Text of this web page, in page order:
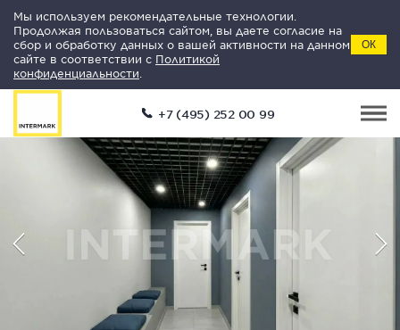
Мы используем рекомендательные технологии.
Продолжая пользоваться сайтом, вы даете согласие на
сбор и обработку данных о вашей активности на данном
сайте в соответствии с Политикой
конфиденциальности
ОК
+7 (495) 252 00 99